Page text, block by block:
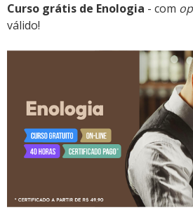
Curso grátis de Enologia - com
válido!